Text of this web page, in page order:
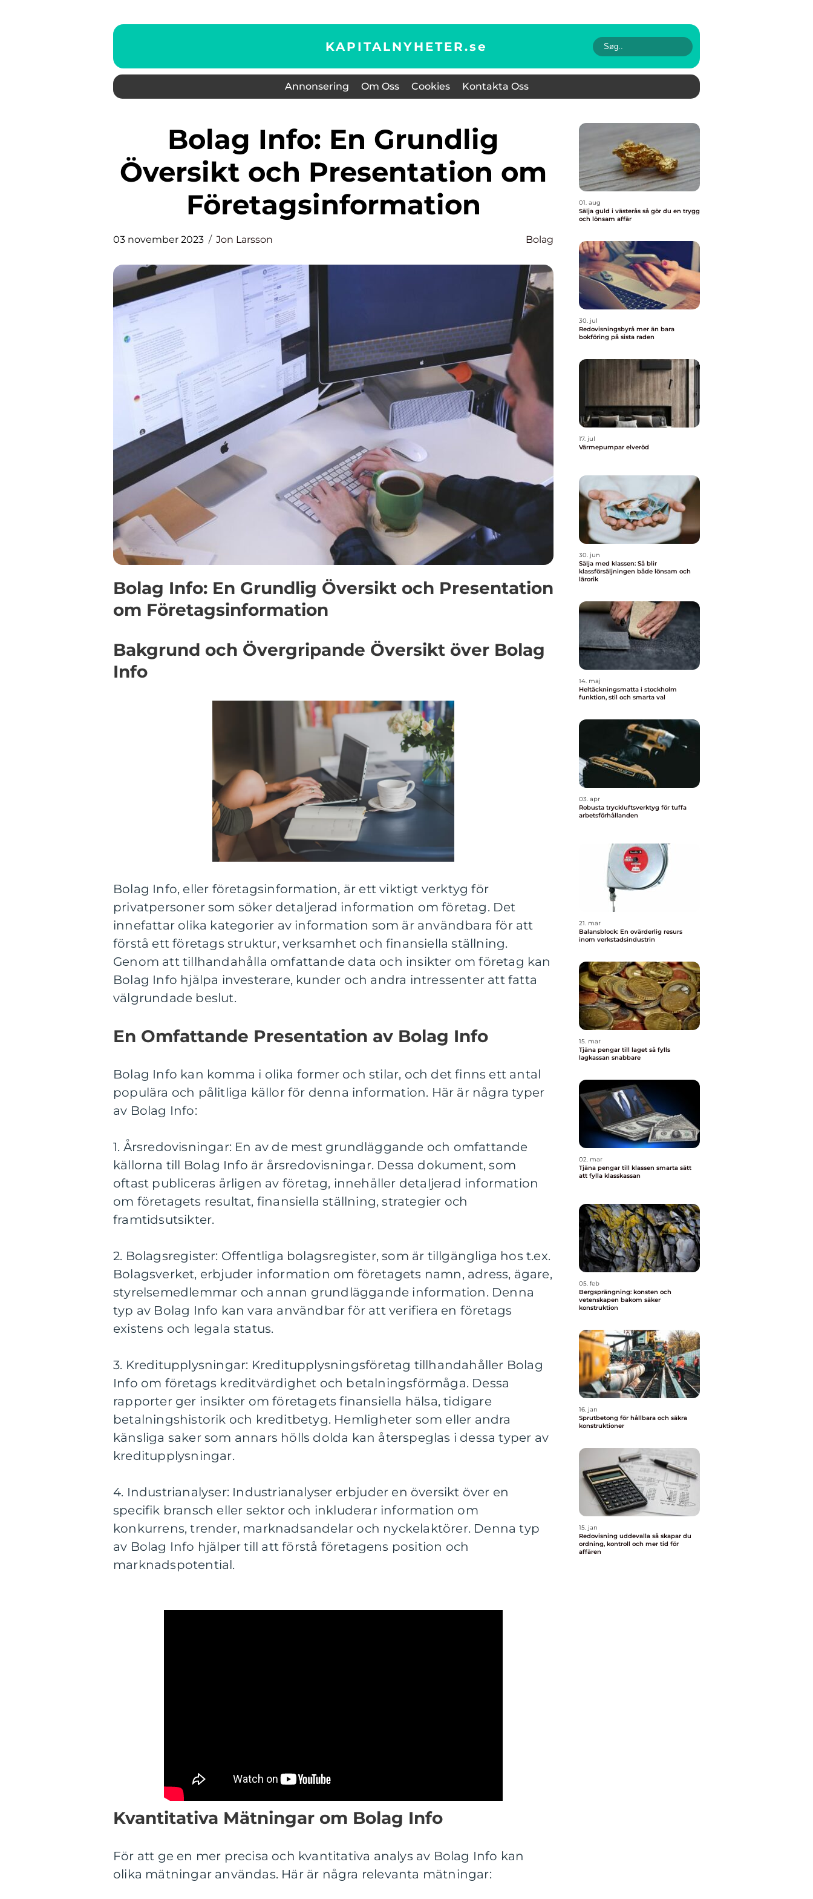
KAPITALNYHETER.se
Annonsering Om Oss Cookies Kontakta Oss
Bolag Info: En Grundlig
Översikt och Presentation om
Företagsinformation
03 november 2023 Jon Larsson Bolag
Bolag Info: En Grundlig Översikt och Presentation
om Företagsinformation
Bakgrund och Övergripande Översikt över Bolag
Info
Bolag Info, eller företagsinformation, är ett viktigt verktyg för
privatpersoner som söker detaljerad information om företag. Det
innefattar olika kategorier av information som är användbara för att
förstå ett företags struktur, verksamhet och finansiella ställning.
Genom att tillhandahålla omfattande data och insikter om företag kan
Bolag Info hjälpa investerare, kunder och andra intressenter att fatta
välgrundade beslut.
En Omfattande Presentation av Bolag Info
Bolag Info kan komma i olika former och stilar, och det finns ett antal
populära och pålitliga källor för denna information. Här är några typer
av Bolag Info:
1. Årsredovisningar: En av de mest grundläggande och omfattande
källorna till Bolag Info är årsredovisningar. Dessa dokument, som
oftast publiceras årligen av företag, innehåller detaljerad information
om företagets resultat, finansiella ställning, strategier och
framtidsutsikter.
2. Bolagsregister: Offentliga bolagsregister, som är tillgängliga hos t.ex.
Bolagsverket, erbjuder information om företagets namn, adress, ägare,
styrelsemedlemmar och annan grundläggande information. Denna
typ av Bolag Info kan vara användbar för att verifiera en företags
existens och legala status.
3. Kreditupplysningar: Kreditupplysningsföretag tillhandahåller Bolag
Info om företags kreditvärdighet och betalningsförmåga. Dessa
rapporter ger insikter om företagets finansiella hälsa, tidigare
betalningshistorik och kreditbetyg. Hemligheter som eller andra
känsliga saker som annars hölls dolda kan återspeglas i dessa typer av
kreditupplysningar.
4. Industrianalyser: Industrianalyser erbjuder en översikt över en
specifik bransch eller sektor och inkluderar information om
konkurrens, trender, marknadsandelar och nyckelaktörer. Denna typ
av Bolag Info hjälper till att förstå företagens position och
marknadspotential.
Kvantitativa Mätningar om Bolag Info
För att ge en mer precisa och kvantitativa analys av Bolag Info kan
olika mätningar användas. Här är några relevanta mätningar:
01. aug
Sälja guld i västerås så gör du en trygg
och lönsam affär
30. jul
Redovisningsbyrå mer än bara
bokföring på sista raden
17. jul
Värmepumpar elveröd
30. jun
Sälja med klassen: Så blir
klassförsäljningen både lönsam och
lärorik
14. maj
Heltäckningsmatta i stockholm
funktion, stil och smarta val
03. apr
Robusta tryckluftsverktyg för tuffa
arbetsförhållanden
21. mar
Balansblock: En ovärderlig resurs
inom verkstadsindustrin
15. mar
Tjäna pengar till laget så fylls
lagkassan snabbare
02. mar
Tjäna pengar till klassen smarta sätt
att fylla klasskassan
05. feb
Bergsprängning: konsten och
vetenskapen bakom säker
konstruktion
16. jan
Sprutbetong för hållbara och säkra
konstruktioner
15. jan
Redovisning uddevalla så skapar du
ordning, kontroll och mer tid för
affären